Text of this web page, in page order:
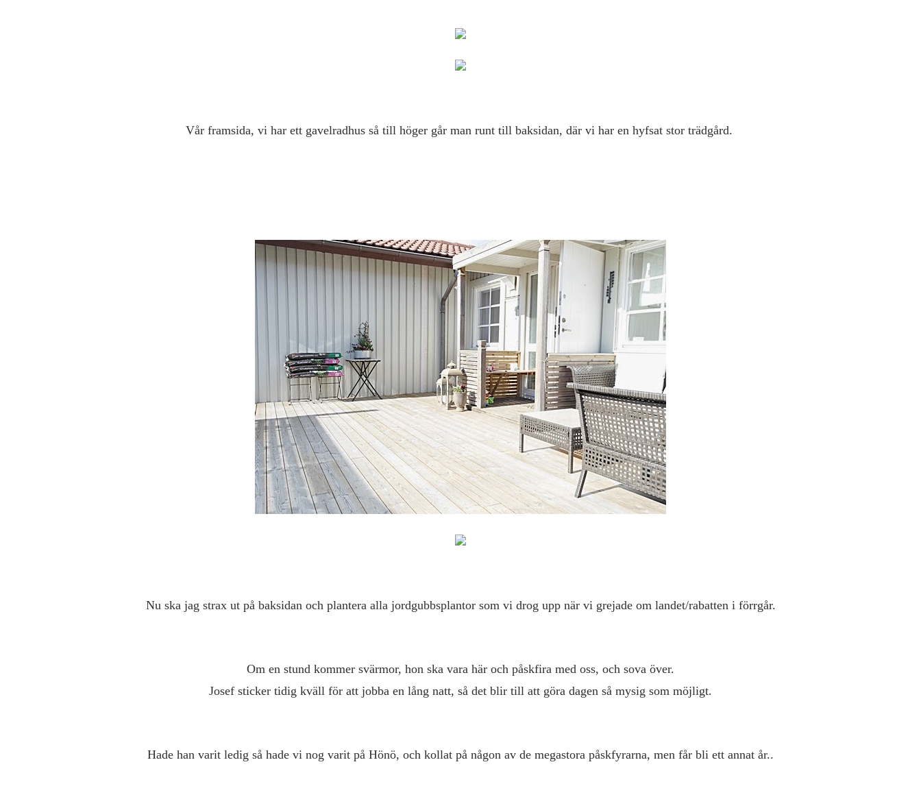
Vår framsida, vi har ett gavelradhus så till höger går man runt till baksidan, där vi har en hyfsat stor trädgård.
Nu ska jag strax ut på baksidan och plantera alla jordgubbsplantor som vi drog upp när vi grejade om landet/rabatten i förrgår.
Om en stund kommer svärmor, hon ska vara här och påskfira med oss, och sova över.
Josef sticker tidig kväll för att jobba en lång natt, så det blir till att göra dagen så mysig som möjligt.
Hade han varit ledig så hade vi nog varit på Hönö, och kollat på någon av de megastora påskfyrarna, men får bli ett annat år..